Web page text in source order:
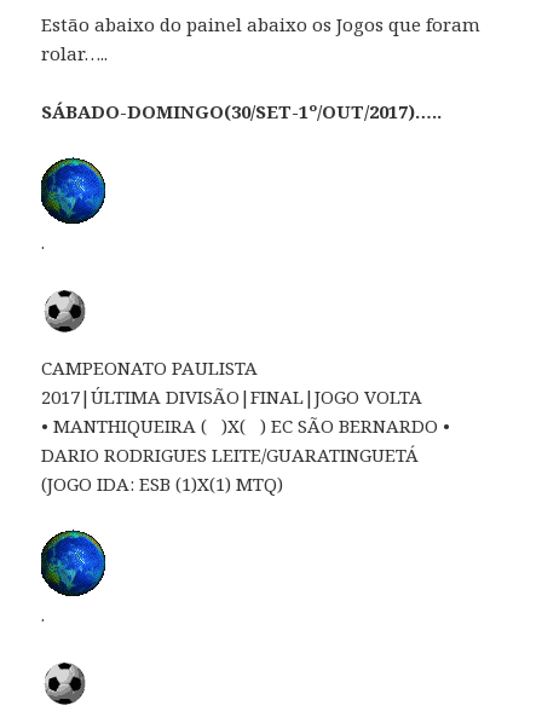
Estão abaixo do painel abaixo os Jogos que foram
rolar…..
SÁBADO-DOMINGO(30/SET-1º/OUT/2017)…..
.
CAMPEONATO PAULISTA
2017|ÚLTIMA DIVISÃO|FINAL|JOGO VOLTA
• MANTHIQUEIRA ( )X( ) EC SÃO BERNARDO •
DARIO RODRIGUES LEITE/GUARATINGUETÁ
(JOGO IDA: ESB (1)X(1) MTQ)
.